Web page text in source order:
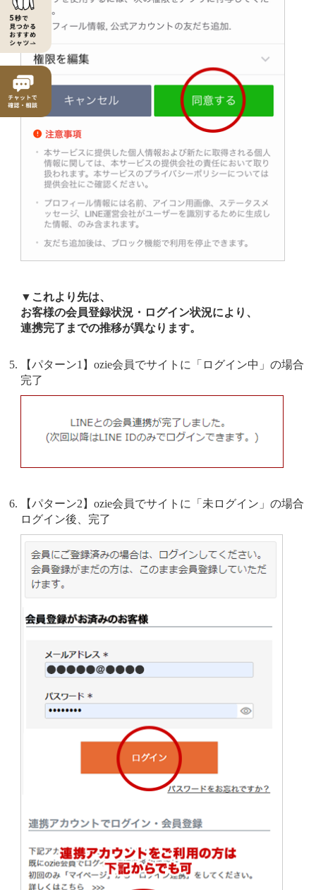
▼これより先は、
お客様の会員登録状況・ログイン状況により、
連携完了までの推移が異なります。
【パターン1】ozie会員でサイトに「ログイン中」の場合
完了
【パターン2】ozie会員でサイトに「未ログイン」の場合
ログイン後、完了